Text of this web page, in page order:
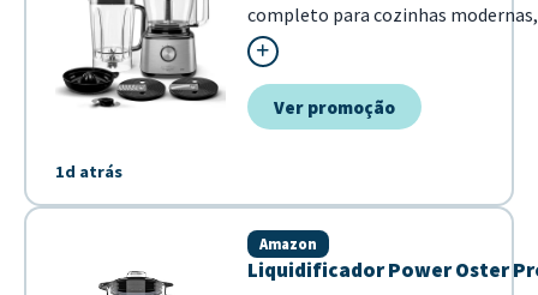
1d atrás
completo para cozinhas
liquidificador, batedeira, mixer e
dispositivo. Ideal para quem busca
Ver promoção
Liquidificador Power Oster
Amazon